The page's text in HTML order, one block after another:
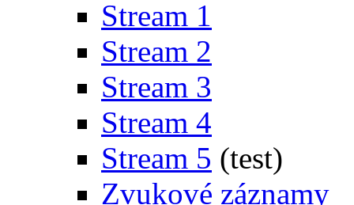
Stream 1
Stream 2
Stream 3
Stream 4
Stream 5 (test)
Zvukové záznamy